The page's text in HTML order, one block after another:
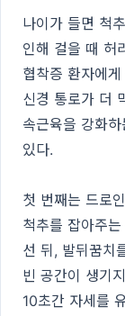
나이가 들면 척
인해 걸을 때 허
협착증 환자에
신경 통로가 더
속근육을 강화
있다.
첫 번째는 드로
척추를 잡아주
선 뒤, 발뒤꿈치
빈 공간이 생기
10초간 자세를